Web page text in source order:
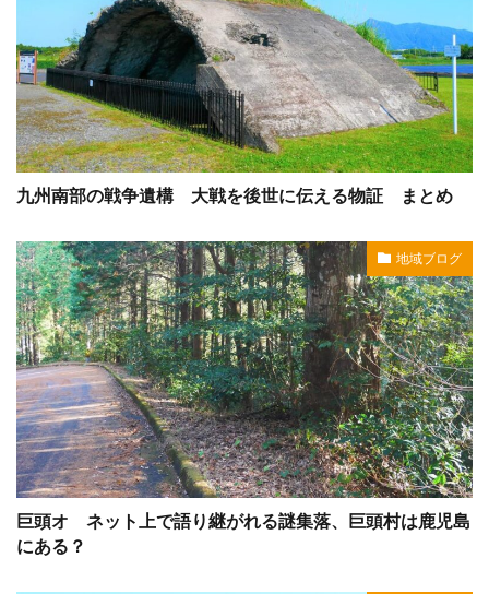
九州南部の戦争遺構 大戦を後世に伝える物証 まとめ
地域ブログ
巨頭オ ネット上で語り継がれる謎集落、巨頭村は鹿児島
にある？